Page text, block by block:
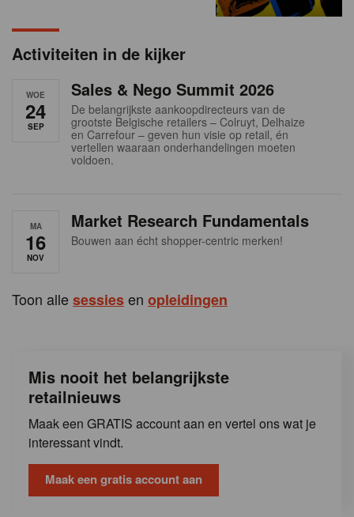
nActiviteiten in de kijker
WOE
24
SEP
Sales & Nego Summit 2026
De belangrijkste aankoopdirecteurs van de
grootste Belgische retailers – Colruyt, Delhaize
en Carrefour – geven hun visie op retail, én
vertellen waaraan onderhandelingen moeten
voldoen.
MA
16
NOV
Market Research Fundamentals
Bouwen aan écht shopper-centric merken!
Toon allesessiesen opleidingen
Mis nooit het belangrijkste
retailnieuws
Maak een GRATIS account aan en vertel ons wat je
interessant vindt.
Maak een gratis account aan